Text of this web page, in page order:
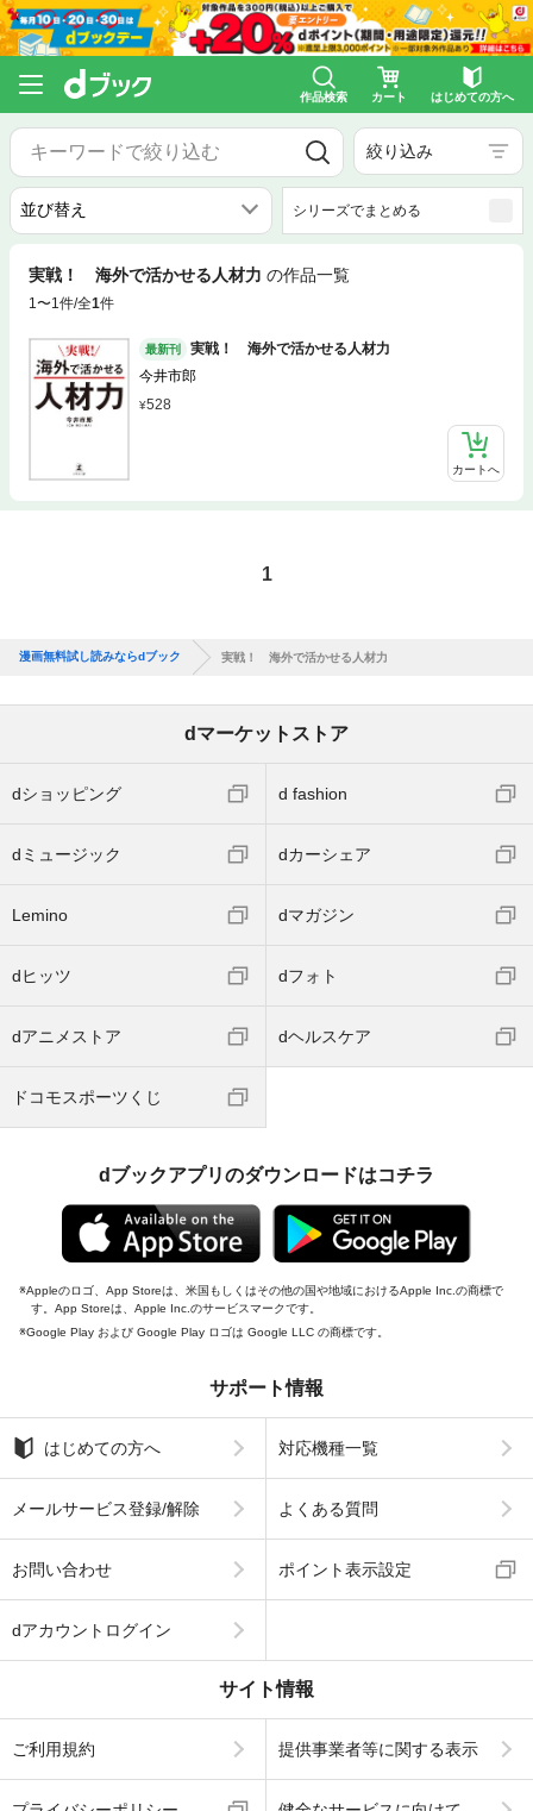
作品検索 カート はじめての方へ
絞り込み
シリーズでまとめる
実戦！ 海外で活かせる人材力 の作品一覧
1〜1件/全1件
最新刊
実戦！ 海外で活かせる人材力
今井市郎
528
カートへ
1
漫画無料試し読みならdブック 実戦！ 海外で活かせる人材力
dマーケットストア
dショッピング d fashion
dミュージック dカーシェア
Lemino dマガジン
dヒッツ dフォト
dアニメストア dヘルスケア
ドコモスポーツくじ
dブックアプリのダウンロードはコチラ
Appleのロゴ、App Storeは、米国もしくはその他の国や地域におけるApple Inc.の商標で
す。App Storeは、Apple Inc.のサービスマークです。
Google Play および Google Play ロゴは Google LLC の商標です。
サポート情報
はじめての方へ 対応機種一覧
メールサービス登録/解除 よくある質問
お問い合わせ ポイント表示設定
dアカウントログイン
サイト情報
ご利用規約 提供事業者等に関する表示